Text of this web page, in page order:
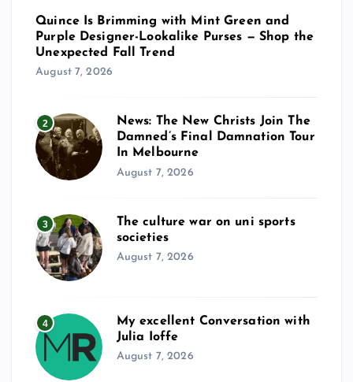
Quince Is Brimming with Mint Green and
Purple Designer-Lookalike Purses — Shop the
Unexpected Fall Trend
August 7, 2026
2
News: The New Christs Join The
Damned’s Final Damnation Tour
In Melbourne
August 7, 2026
3
The culture war on uni sports
societies
August 7, 2026
4
My excellent Conversation with
Julia Ioffe
August 7, 2026